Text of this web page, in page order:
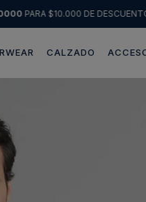
PARA $10.000 DE
CALZADO